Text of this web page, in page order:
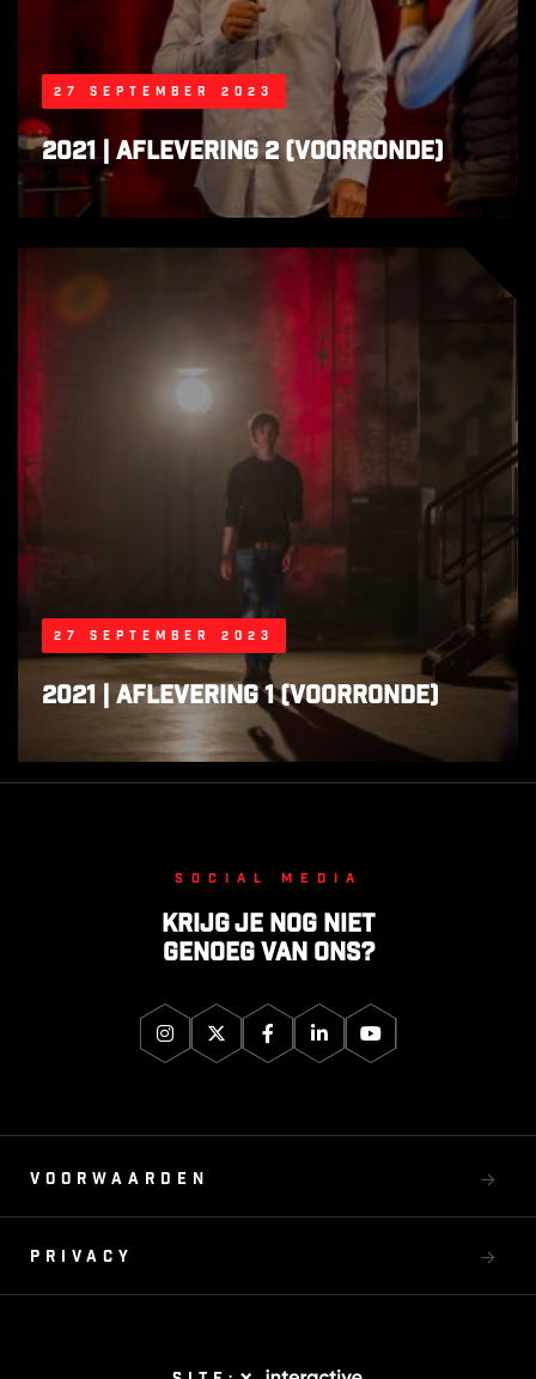
27 september 2023
2021 | Aflevering 2 (voorronde)
27 september 2023
2021 | Aflevering 1 (voorronde)
Social media
Krijg je nog niet
genoeg van ons?
Voorwaarden
Privacy